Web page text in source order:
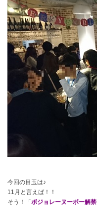
今回の目玉は♪
11月と言えば！！
そう！「 ボジョレーヌーボー解禁